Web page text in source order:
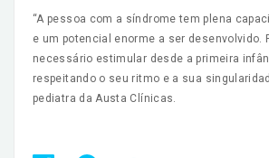
“A pessoa com a síndrome tem plena
e um potencial enorme a ser desenvolvido.
necessário estimular desde a primeira
respeitando o seu ritmo e a sua
pediatra da Austa Clínicas.